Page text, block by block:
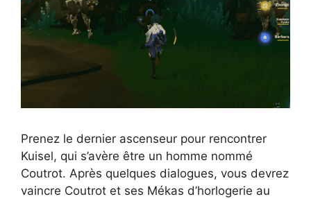
Prenez le dernier ascenseur pour rencontrer
Kuisel, qui s’avère être un homme nommé
Coutrot. Après quelques dialogues, vous devrez
vaincre Coutrot et ses Mékas d’horlogerie au